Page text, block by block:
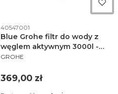
Kod produktu
40547001
Blue Grohe filtr do wody z
węglem aktywnym 3000l -
40547001
PRODUCENT
GROHE
Cena
369,00 zł